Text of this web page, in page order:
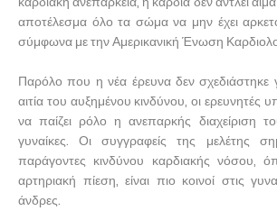
αποτέλεσμα όλο τα σώμα να μην έχει
σύμφωνα με την Αμερικανική Ένωση
Παρόλο που η νέα έρευνα δεν σχεδιάστηκε
αιτία του αυξημένου κινδύνου, οι ερευνητές
να παίζει ρόλο η ανεπαρκής διαχείριση
γυναίκες. Οι συγγραφείς της μελέτης
παράγοντες κινδύνου καρδιακής νόσου,
αρτηριακή πίεση, είναι πιο κοινοί στις
άνδρες.